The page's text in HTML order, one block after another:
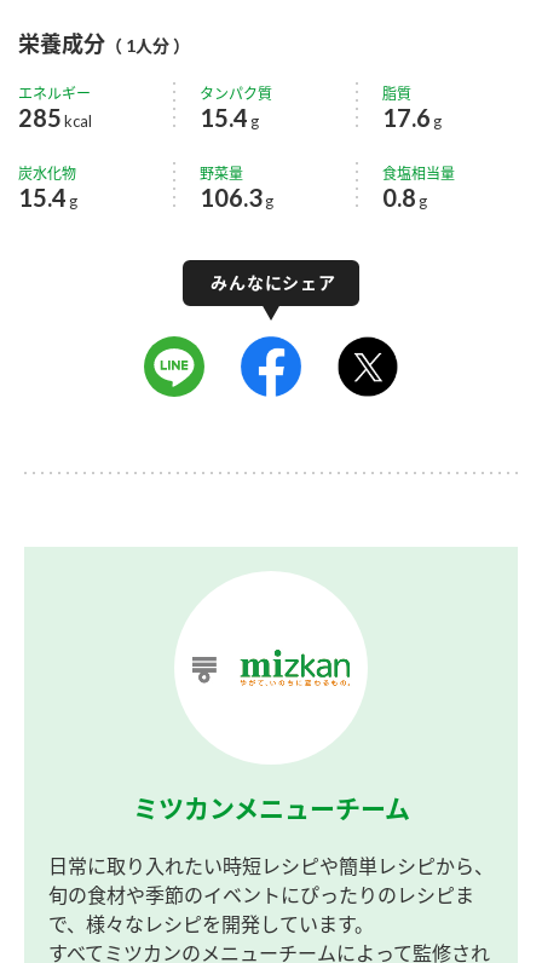
栄養成分 （ 1人分 ）
エネルギー
285kcal
タンパク質
15.4 g
脂質
17.6 g
炭水化物
15.4 g
野菜量
106.3g
食塩相当量
0.8 g
ミツカンメニューチーム
日常に取り入れたい時短レシピや簡単レシピから、
旬の食材や季節のイベントにぴったりのレシピま
で、様々なレシピを開発しています。
すべてミツカンのメニューチームによって監修され